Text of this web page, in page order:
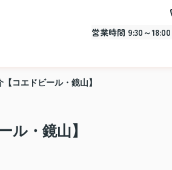
営業時間 9:30～
コエドビール・鏡山】
ル・鏡山】